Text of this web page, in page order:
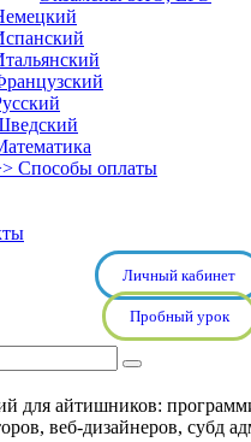
Способы оплаты
Личный кабинет
Пробный урок